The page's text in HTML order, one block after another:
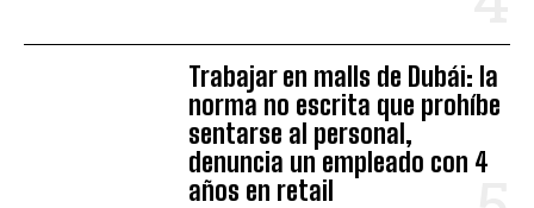
Trabajar en malls de Dubái: la
norma no escrita que prohíbe
sentarse al personal,
denuncia un empleado con 4
años en retail